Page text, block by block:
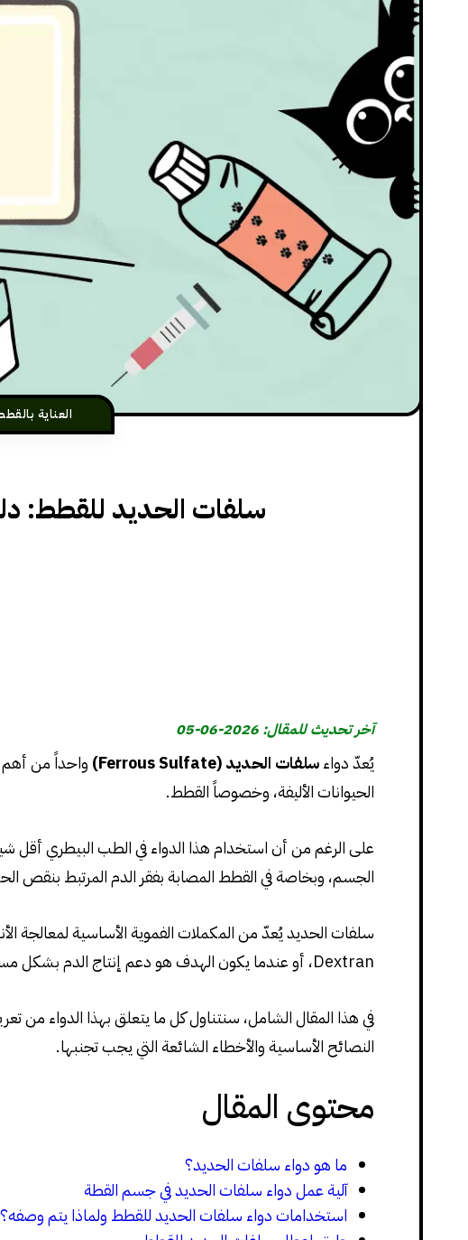
العناية
سلفات الحديد للقطط:
آخر تحديث للمقال: 2026-06-05
يُعدّ دواءسلفات الحديد (Ferrous Sulfate)
واحداً من أهم
الحيوانات الأليفة، وخصوصاً القطط.
على الرغم من أن استخدام هذا الدواء في الطب البيطري أقل
الجسم، وبخاصة في القطط المصابة بفقر الدم المرتبط بنقص
Dextran، أو عندما يكون الهدف هو دعم إنتاج الدم بشكل مستمر دون الحاجة لطرق الحقن التي قد تكون مزعجة للقطط.
في هذا المقال الشامل، سنتناول كل ما يتعلق بهذا الدواء من
النصائح الأساسية والأخطاء الشائعة التي يجب تجنبها.
محتوى المقال
ما هو دواء سلفات الحديد؟
آلية عمل دواء سلفات الحديد في جسم القطة
استخدامات دواء سلفات الحديد للقطط ولماذا يتم وصفه؟